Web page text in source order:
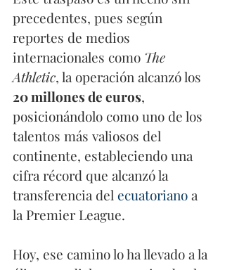
precedentes, pues según
reportes de medios
internacionales como The
Athletic, la operación alcanzó los
20 millones de euros,
posicionándolo como uno de los
talentos más valiosos del
continente, estableciendo una
cifra récord que alcanzó la
transferencia del ecuatoriano a
la Premier League.
Hoy, ese camino lo ha llevado a la